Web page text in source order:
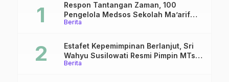
Berita
Respon Tantangan Zaman, 100
Pengelola Medsos Sekolah Ma’arif
Pekalongan Ikuti Pelatihan Literasi
Berita
Estafet Kepemimpinan Berlanjut, Sri
Wahyu Susilowati Resmi Pimpin MTs
Ma’arif Sapuran